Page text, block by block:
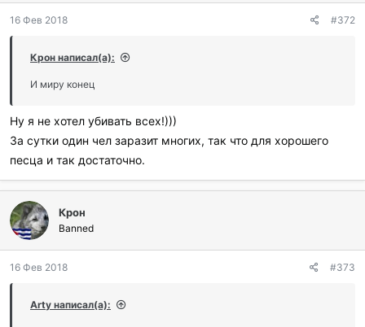
а
и
и
16 Фев 2018 #372
Крон написал(а):
И миру конец
Ну я не хотел убивать всех!)))
За сутки один чел заразит многих, так что для хорошего
песца и так достаточно.
Крон
Banned
16 Фев 2018 #373
Arty написал(а):